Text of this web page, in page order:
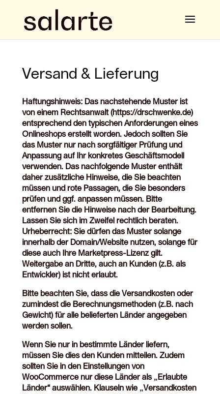
Versand & Lieferung
Haftungshinweis: Das nachstehende Muster ist
von einem Rechtsanwalt (https://drschwenke.de)
entsprechend den typischen Anforderungen eines
Onlineshops erstellt worden. Jedoch sollten Sie
das Muster nur nach sorgfältiger Prüfung und
Anpassung auf Ihr konkretes Geschäftsmodell
verwenden. Das nachfolgende Muster enthält
daher zusätzliche Hinweise, die Sie beachten
müssen und rote Passagen, die Sie besonders
prüfen und ggf. anpassen müssen. Bitte
entfernen Sie die Hinweise nach der Bearbeitung.
Lassen Sie sich im Zweifel rechtlich beraten.
Urheberrecht: Sie dürfen das Muster solange
innerhalb der Domain/Website nutzen, solange für
diese auch Ihre Marketpress-Lizenz gilt.
Weitergabe an Dritte, auch an Kunden (z.B. als
Entwickler) ist nicht erlaubt.
Bitte beachten Sie, dass die Versandkosten oder
zumindest die Berechnungsmethoden (z.B. nach
Gewicht) für alle belieferten Länder angegeben
werden sollen.
Wenn Sie nur in bestimmte Länder liefern,
müssen Sie dies den Kunden mitteilen. Zudem
sollten Sie in den Einstellungen von
WooCommerce nur diese Länder als „Erlaubte
Länder“ auswählen. Klauseln wie „Versandkosten